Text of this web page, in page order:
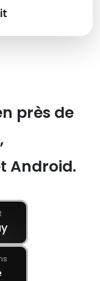
près de
Android.